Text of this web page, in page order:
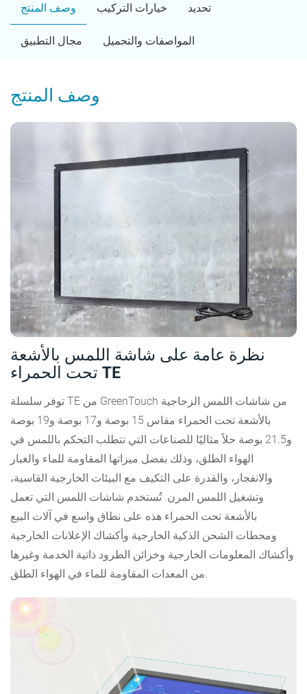
وصف المنتج خيارات التركيب تحديد
مجال التطبيق المواصفات والتحميل
وصف المنتج
نظرة عامة على شاشة اللمس بالأشعة
تحت الحمراء TE
توفر سلسلة TE من GreenTouch من شاشات اللمس الزجاجية
بالأشعة تحت الحمراء مقاس 15 بوصة و17 بوصة و19 بوصة
و21.5 بوصة حلاً مثاليًا للصناعات التي تتطلب التحكم باللمس في
الهواء الطلق، وذلك بفضل ميزاتها المقاومة للماء والغبار
والانفجار، والقدرة على التكيف مع البيئات الخارجية القاسية،
وتشغيل اللمس المرن. تُستخدم شاشات اللمس التي تعمل
بالأشعة تحت الحمراء هذه على نطاق واسع في آلات البيع
ومحطات الشحن الذكية الخارجية وأكشاك الإعلانات الخارجية
وأكشاك المعلومات الخارجية وخزائن الطرود ذاتية الخدمة وغيرها